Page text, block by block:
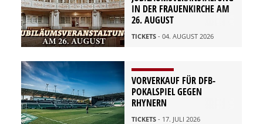
IN DER FRAUENKIRCHE AM
26. AUGUST
TICKETS - 04. AUGUST 2026
VORVERKAUF FÜR DFB-
POKALSPIEL GEGEN
RHYNERN
TICKETS - 17. JULI 2026